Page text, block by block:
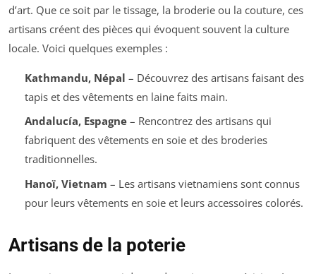
d’art. Que ce soit par le tissage, la broderie ou la couture, ces
artisans créent des pièces qui évoquent souvent la culture
locale. Voici quelques exemples :
Kathmandu, Népal – Découvrez des artisans faisant des
tapis et des vêtements en laine faits main.
Andalucía, Espagne– Rencontrez des artisans qui
fabriquent des vêtements en soie et des broderies
traditionnelles.
Hanoï, Vietnam – Les artisans vietnamiens sont connus
pour leurs vêtements en soie et leurs accessoires colorés.
Artisans de la poterie